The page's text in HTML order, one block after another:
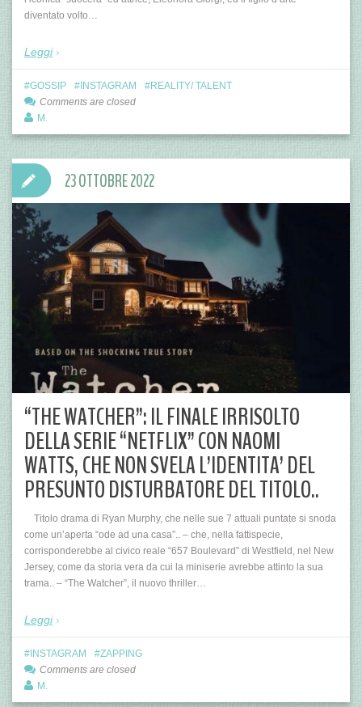
diventato volto…
Leggi
GOSSIP INSTAGRAM
REALITY/ TALENT
Comments are closed
M.
“THE WATCHER”: IL FINALE IRRISOLTO
DELLA SERIE “NETFLIX” CON NAOMI
WATTS, CHE NON SVELA L’IDENTITA’ DEL
PRESUNTO DISTURBATORE DEL TITOLO..
Titolo drama di Ryan Murphy, che nelle sue 7 attuali puntate si snoda
come un’aperta “ode ad una casa”.. – che, nella fattispecie,
corrisponderebbe al civico reale “657 Boulevard” di Westfield, nel New
Jersey, come da storia vera da cui la miniserie avrebbe attinto la sua
trama.. – “The Watcher”, il nuovo thriller…
Leggi
23 OTTOBRE 2022
INSTAGRAM
ZAPPING
Comments are closed
M.